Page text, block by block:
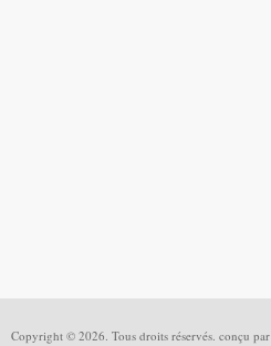
Copyright © 2026. Tous droits réservés. conçu par